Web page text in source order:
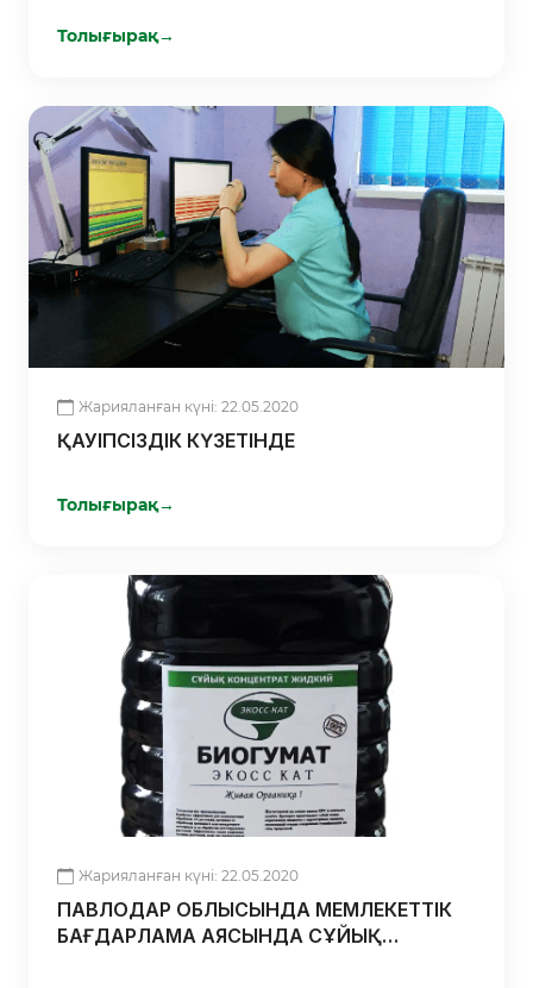
Толығырақ→
Жарияланған күні: 22.05.2020
ҚАУІПСІЗДІК КҮЗЕТІНДЕ
Толығырақ→
Жарияланған күні: 22.05.2020
ПАВЛОДАР ОБЛЫСЫНДА МЕМЛЕКЕТТІК
БАҒДАРЛАМА АЯСЫНДА СҰЙЫҚ